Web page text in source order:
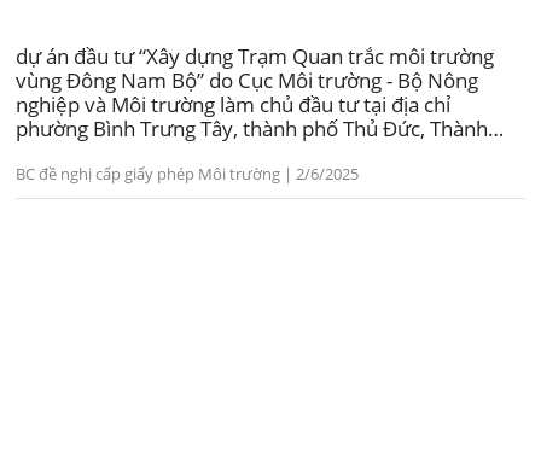
dự án đầu tư “Xây dựng Trạm Quan trắc môi trường
vùng Đông Nam Bộ” do Cục Môi trường - Bộ Nông
nghiệp và Môi trường làm chủ đầu tư tại địa chỉ
phường Bình Trưng Tây, thành phố Thủ Đức, Thành
BC đề nghị cấp giấy phép Môi trường | 2/6/2025